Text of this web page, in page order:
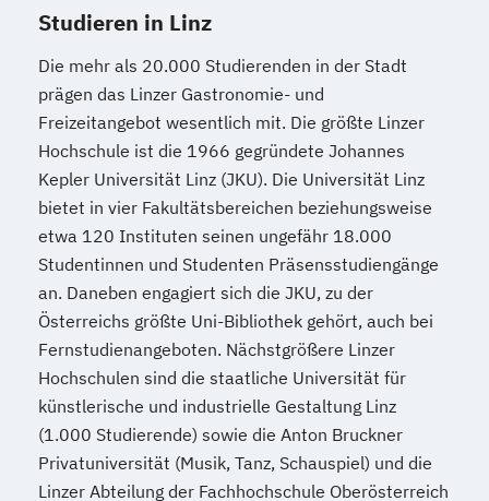
Studieren in Linz
Die mehr als 20.000 Studierenden in der Stadt
prägen das Linzer Gastronomie- und
Freizeitangebot wesentlich mit. Die größte Linzer
Hochschule ist die 1966 gegründete Johannes
Kepler Universität Linz (JKU). Die Universität Linz
bietet in vier Fakultätsbereichen beziehungsweise
etwa 120 Instituten seinen ungefähr 18.000
Studentinnen und Studenten Präsensstudiengänge
an. Daneben engagiert sich die JKU, zu der
Österreichs größte Uni-Bibliothek gehört, auch bei
Fernstudienangeboten. Nächstgrößere Linzer
Hochschulen sind die staatliche Universität für
künstlerische und industrielle Gestaltung Linz
(1.000 Studierende) sowie die Anton Bruckner
Privatuniversität (Musik, Tanz, Schauspiel) und die
Linzer Abteilung der Fachhochschule Oberösterreich